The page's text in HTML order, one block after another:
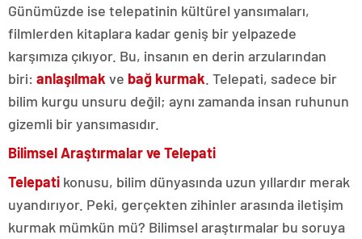
Günümüzde ise telepatinin kültürel yansımaları,
filmlerden kitaplara kadar geniş bir yelpazede
karşımıza çıkıyor. Bu, insanın en derin arzularından
biri: anlaşılmak ve bağ kurmak . Telepati, sadece bir
bilim kurgu unsuru değil; aynı zamanda insan ruhunun
gizemli bir yansımasıdır.
Bilimsel Araştırmalar ve Telepati
Telepati konusu, bilim dünyasında uzun yıllardır merak
uyandırıyor. Peki, gerçekten zihinler arasında iletişim
kurmak mümkün mü? Bilimsel araştırmalar bu soruya